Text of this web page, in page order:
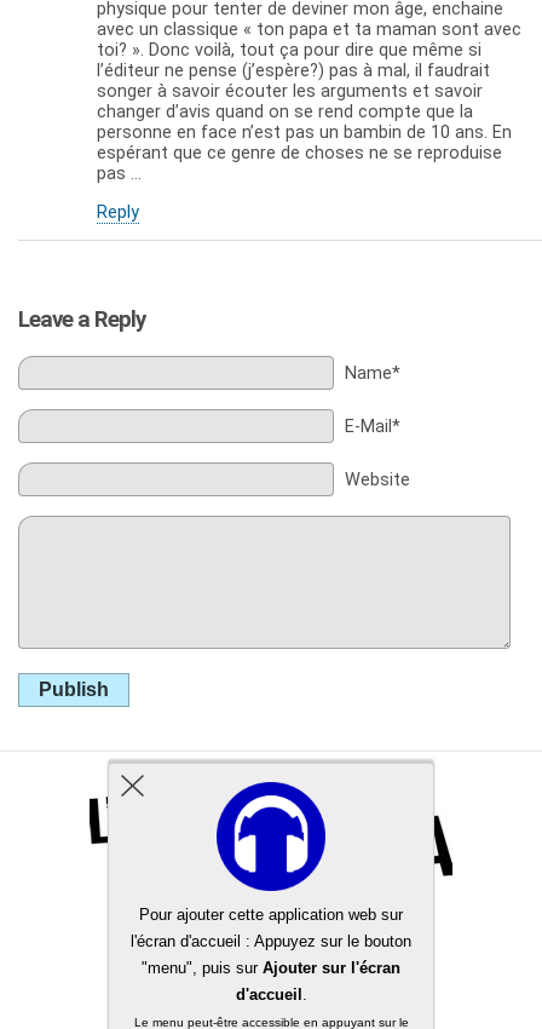
physique pour tenter de deviner mon âge, enchaine
avec un classique « ton papa et ta maman sont avec
toi? ». Donc voilà, tout ça pour dire que même si
l’éditeur ne pense (j’espère?) pas à mal, il faudrait
songer à savoir écouter les arguments et savoir
changer d’avis quand on se rend compte que la
personne en face n’est pas un bambin de 10 ans. En
espérant que ce genre de choses ne se reproduise
pas …
Reply
Leave a Reply
Name*
E-Mail*
Website
Publish